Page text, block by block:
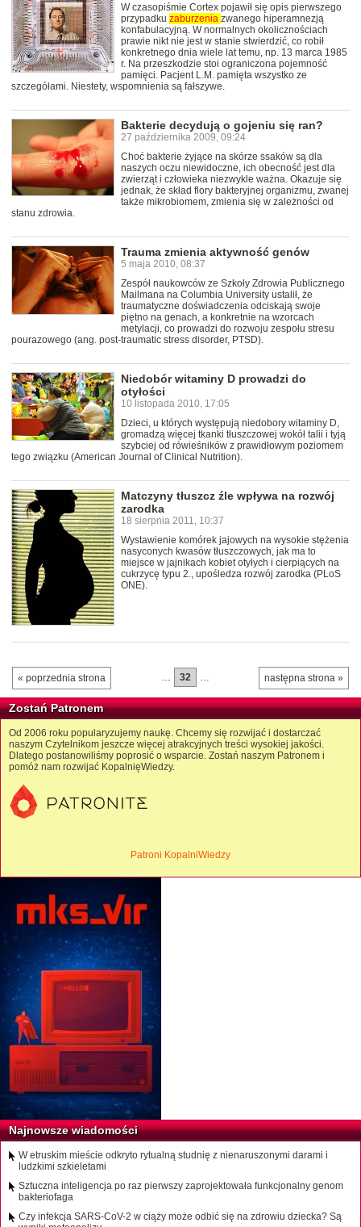
W czasopiśmie Cortex pojawił się opis pierwszego
przypadku zaburzenia zwanego hiperamnezją
konfabulacyjną. W normalnych okolicznościach
prawie nikt nie jest w stanie stwierdzić, co robił
konkretnego dnia wiele lat temu, np. 13 marca 1985
r. Na przeszkodzie stoi ograniczona pojemność
pamięci. Pacjent L.M. pamięta wszystko ze
szczegółami. Niestety, wspomnienia są fałszywe.
Bakterie decydują o gojeniu się ran?
27 października 2009, 09:24
Choć bakterie żyjące na skórze ssaków są dla
naszych oczu niewidoczne, ich obecność jest dla
zwierząt i człowieka niezwykle ważna. Okazuje się
jednak, że skład flory bakteryjnej organizmu, zwanej
także mikrobiomem, zmienia się w zależności od
stanu zdrowia.
Trauma zmienia aktywność genów
5 maja 2010, 08:37
Zespół naukowców ze Szkoły Zdrowia Publicznego
Mailmana na Columbia University ustalił, że
traumatyczne doświadczenia odciskają swoje
piętno na genach, a konkretnie na wzorcach
metylacji, co prowadzi do rozwoju zespołu stresu
pourazowego (ang. post-traumatic stress disorder, PTSD).
Niedobór witaminy D prowadzi do
otyłości
10 listopada 2010, 17:05
Dzieci, u których występują niedobory witaminy D,
gromadzą więcej tkanki tłuszczowej wokół talii i tyją
szybciej od rówieśników z prawidłowym poziomem
tego związku (American Journal of Clinical Nutrition).
Matczyny tłuszcz źle wpływa na rozwój
zarodka
18 sierpnia 2011, 10:37
Wystawienie komórek jajowych na wysokie stężenia
nasyconych kwasów tłuszczowych, jak ma to
miejsce w jajnikach kobiet otyłych i cierpiących na
cukrzycę typu 2., upośledza rozwój zarodka (PLoS
ONE).
« poprzednia strona następna strona »
… 32 …
Zostań Patronem
Od 2006 roku popularyzujemy naukę. Chcemy się rozwijać i dostarczać
naszym Czytelnikom jeszcze więcej atrakcyjnych treści wysokiej jakości.
Dlatego postanowiliśmy poprosić o wsparcie. Zostań naszym Patronem i
pomóż nam rozwijać KopalnięWiedzy.
Patroni KopalniWiedzy
Najnowsze wiadomości
W etruskim mieście odkryto rytualną studnię z nienaruszonymi darami i
ludzkimi szkieletami
Sztuczna inteligencja po raz pierwszy zaprojektowała funkcjonalny genom
bakteriofaga
Czy infekcja SARS-CoV-2 w ciąży może odbić się na zdrowiu dziecka? Są